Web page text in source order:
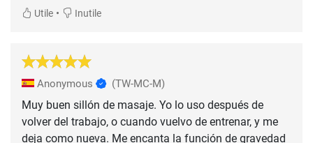
Utile • Inutile
Anonymous (TW-MC-M)
Muy buen sillón de masaje. Yo lo uso después de
volver del trabajo, o cuando vuelvo de entrenar, y me
deja como nueva. Me encanta la función de gravedad